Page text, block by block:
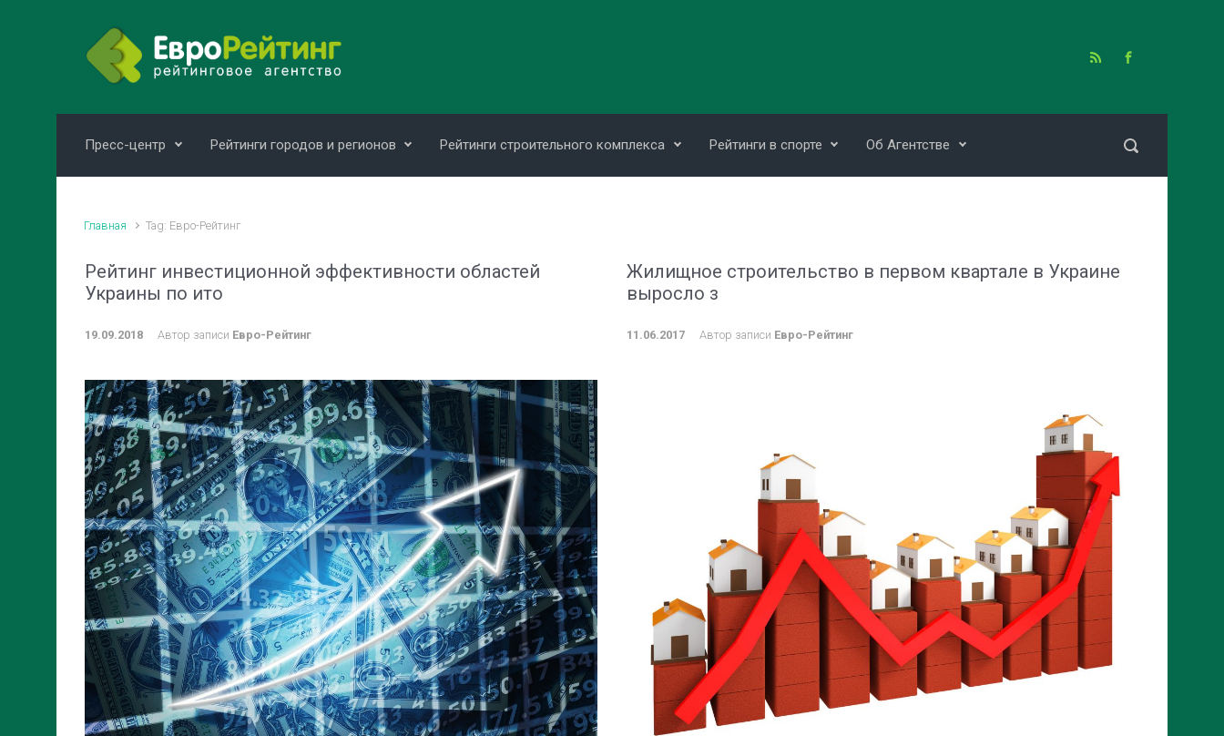
Пресс-центр Рейтинги городов и регионов Рейтинги строительного комплекса Рейтинги в спорте Об Агентстве
Главная Tag: Евро-Рейтинг
Рейтинг инвестиционной эффективности областей
Украины по ито
19.09.2018 Автор записи Евро-Рейтинг
Жилищное строительство в первом квартале в Украине
выросло з
11.06.2017 Автор записи Евро-Рейтинг